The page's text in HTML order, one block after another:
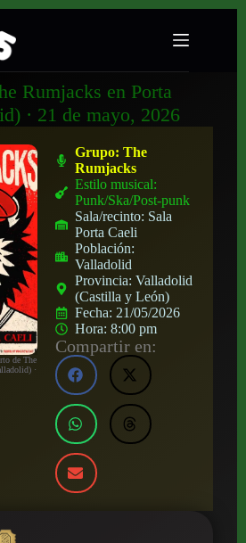
Rumjacks en Porta
· 21 de mayo, 2026
de The
·
Grupo:The
Rumjacks
Estilo musical:
Punk/Ska/Post-punk
Sala/recinto: Sala
Porta Caeli
Población:
Valladolid
Provincia:Valladolid
(Castilla y León)
Fecha: 21/05/2026
Hora:8:00 pm
Compartir en: